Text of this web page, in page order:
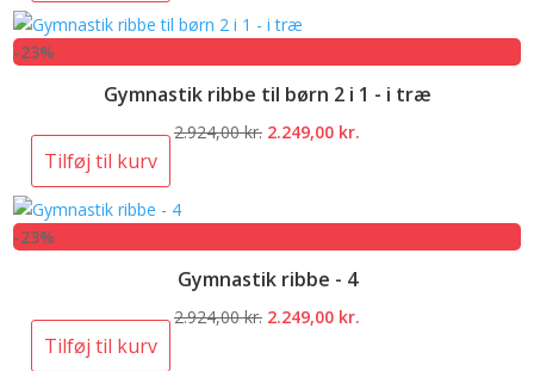
var:
-23%
Gymnastik ribbe til børn 2 i 1 - i træ
2.924,00kr. Den
2.249,00 kr.
Tilføj til kurv
-23%
Gymnastik ribbe - 4
2.924,00kr. Den
2.249,00 kr.
Tilføj til kurv